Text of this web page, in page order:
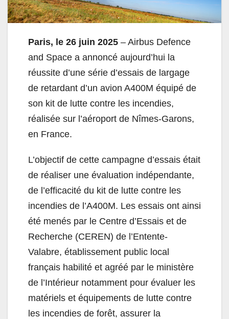
Paris, le 26 juin 2025 – Airbus Defence
and Space a annoncé aujourd’hui la
réussite d’une série d’essais de largage
de retardant d’un avion A400M équipé de
son kit de lutte contre les incendies,
réalisée sur l’aéroport de Nîmes-Garons,
en France.
L’objectif de cette campagne d’essais était
de réaliser une évaluation indépendante,
de l’efficacité du kit de lutte contre les
incendies de l’A400M. Les essais ont ainsi
été menés par le Centre d’Essais et de
Recherche (CEREN) de l’Entente-
Valabre, établissement public local
français habilité et agréé par le ministère
de l’Intérieur notamment pour évaluer les
matériels et équipements de lutte contre
les incendies de forêt, assurer la